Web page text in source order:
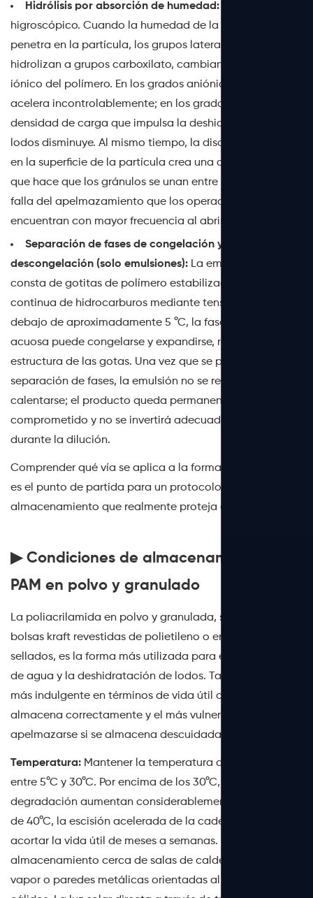
Hidrólisis por absorción de humedad:
higroscópico. Cuando la humedad de la superficie
penetra en la partícula, los grupos laterales amida se
hidrolizan a grupos carboxilato, cambiando el carácter
iónico del polímero. En los grados aniónicos esto se
acelera incontrolablemente; en los grados catiónicos, la
densidad de carga que impulsa la deshidratación de
lodos disminuye. Al mismo tiempo, la disolución parcial
en la superficie de la partícula crea una capa adhesiva
que hace que los gránulos se unan entre sí, el modo de
falla del apelmazamiento que los operadores
encuentran con mayor frecuencia al abrir bolsas viejas.
Separación de fases de congelación y
descongelación (solo emulsiones): La emulsión PAM
consta de gotitas de polímero estabilizadas en una fase
continua de hidrocarburos mediante tensioactivos. Por
debajo de aproximadamente 5 °C, la fase polimérica
acuosa puede congelarse y expandirse, rompiendo la
estructura de las gotas. Una vez que se produce la
separación de fases, la emulsión no se reconstituye al
calentarse; el producto queda permanentemente
comprometido y no se invertirá adecuadamente
durante la dilución.
Comprender qué vía se aplica a la forma de su producto
es el punto de partida para un protocolo de
almacenamiento que realmente proteja el rendimiento.
▶ Condiciones de almacenamiento de
PAM en polvo y granulado
La poliacrilamida en polvo y granulada, suministrada en
bolsas kraft revestidas de polietileno o en tambores
sellados, es la forma más utilizada para el tratamiento
de agua y la deshidratación de lodos. También es el
más indulgente en términos de vida útil cuando se
almacena correctamente y el más vulnerable a
apelmazarse si se almacena descuidadamente.
Temperatura: Mantener la temperatura del almacén
entre 5°C y 30°C. Por encima de los 30°C, las tasas de
degradación aumentan considerablemente; Por encima
de 40°C, la escisión acelerada de la cadena comienza a
acortar la vida útil de meses a semanas. Evite el
almacenamiento cerca de salas de calderas, líneas de
vapor o paredes metálicas orientadas al sur en climas